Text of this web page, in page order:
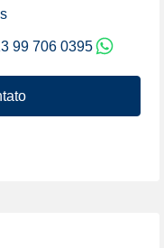
99 706 0395